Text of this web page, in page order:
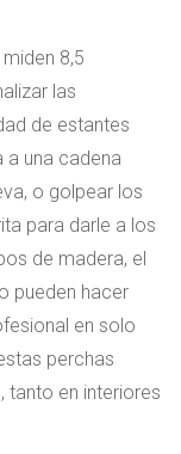
8,5
las
de estantes
a una cadena
o golpear los
para darle a los
de madera, el
pueden hacer
en solo
perchas
tanto en interiores